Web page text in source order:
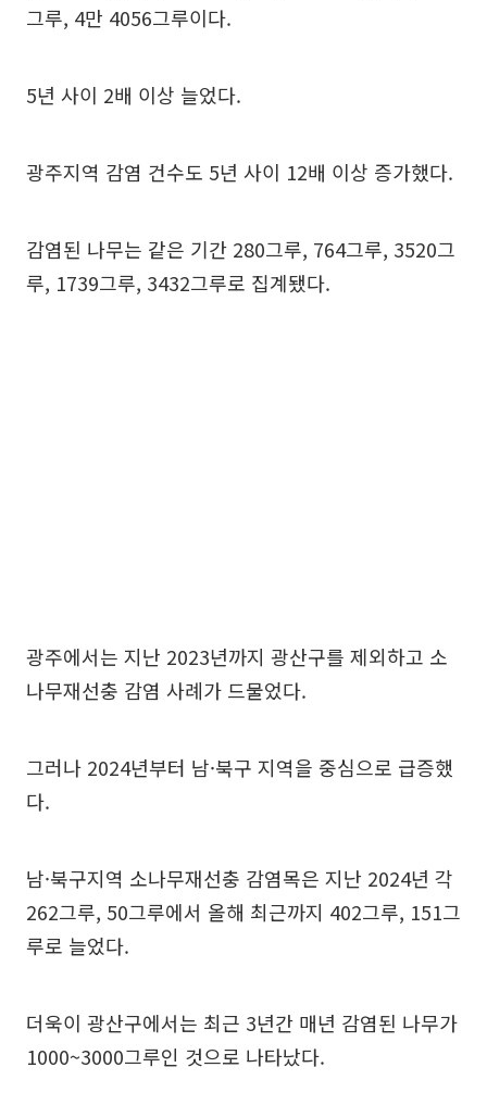
그루, 4만 4056그루이다.
5년 사이 2배 이상 늘었다.
광주지역 감염 건수도 5년 사이 12배 이상 증가했다.
감염된 나무는 같은 기간 280그루, 764그루, 3520그
루, 1739그루, 3432그루로 집계됐다.
광주에서는 지난 2023년까지 광산구를 제외하고 소
나무재선충 감염 사례가 드물었다.
그러나 2024년부터 남·북구 지역을 중심으로 급증했
다.
남·북구지역 소나무재선충 감염목은 지난 2024년 각
262그루, 50그루에서 올해 최근까지 402그루, 151그
루로 늘었다.
더욱이 광산구에서는 최근 3년간 매년 감염된 나무가
1000~3000그루인 것으로 나타났다.